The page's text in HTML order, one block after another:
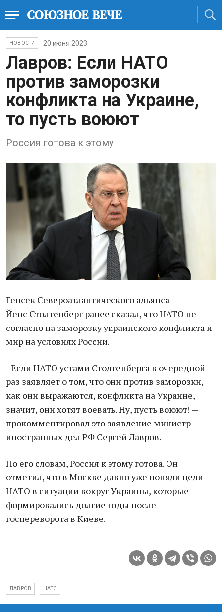
НОВОСТИ 20 июня 2023
Лавров: Если НАТО
против заморозки
конфликта на Украине,
то пусть воюют
Россия готова к этому
Генсек Североатлантического альянса
Йенс Столтенберг ранее сказал, что НАТО не
согласно на заморозку украинского конфликта и
мир на условиях России.
- Если НАТО устами Столтенберга в очередной
раз заявляет о том, что они против заморозки,
как они выражаются, конфликта на Украине,
значит, они хотят воевать. Ну, пусть воюют! —
прокомментировал это заявление министр
иностранных дел РФ Сергей Лавров.
По его словам, Россия к этому готова. Он
отметил, что в Москве давно уже поняли цели
НАТО в ситуации вокруг Украины, которые
формировались долгие годы после
госпереворота в Киеве.
ЛАВРОВ НАТО